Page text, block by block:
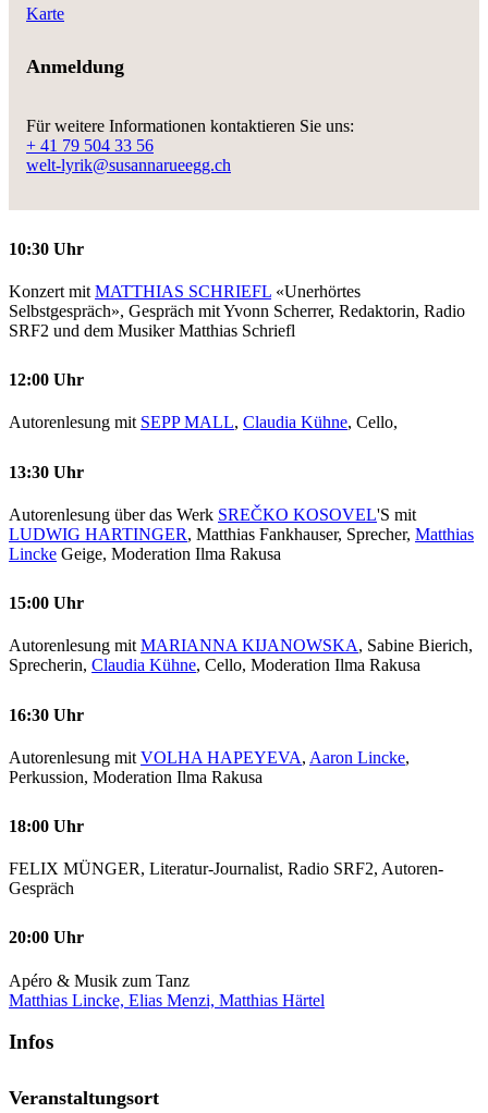
Karte
Anmeldung
Für weitere Informationen kontaktieren Sie uns:
+ 41 79 504 33 56
welt-lyrik@susannarueegg.ch
10:30 Uhr
Konzert mit MATTHIAS SCHRIEFL «Unerhörtes
Selbstgespräch», Gespräch mit Yvonn Scherrer, Redaktorin, Radio
SRF2 und dem Musiker Matthias Schriefl
12:00 Uhr
Autorenlesung mit SEPP MALL, Claudia Kühne, Cello,
13:30 Uhr
Autorenlesung über das Werk SREČKO KOSOVEL'S mit
LUDWIG HARTINGER, Matthias Fankhauser, Sprecher, Matthias
Lincke Geige, Moderation Ilma Rakusa
15:00 Uhr
Autorenlesung mit MARIANNA KIJANOWSKA, Sabine Bierich,
Sprecherin, Claudia Kühne, Cello, Moderation Ilma Rakusa
16:30 Uhr
Autorenlesung mit VOLHA HAPEYEVA, Aaron Lincke,
Perkussion, Moderation Ilma Rakusa
18:00 Uhr
FELIX MÜNGER, Literatur-Journalist, Radio SRF2, Autoren-
Gespräch
20:00 Uhr
Apéro & Musik zum Tanz
Matthias Lincke, Elias Menzi, Matthias Härtel
Infos
Veranstaltungsort